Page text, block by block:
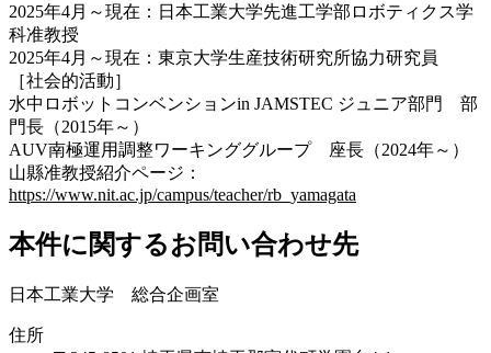
2025年4月～現在：日本工業大学先進工学部ロボティクス学
科准教授
2025年4月～現在：東京大学生産技術研究所協力研究員
［社会的活動］
水中ロボットコンベンションin JAMSTEC ジュニア部門 部
門長（2015年～）
AUV南極運用調整ワーキンググループ 座長（2024年～）
山縣准教授紹介ページ：
https://www.nit.ac.jp/campus/teacher/rb_yamagata
本件に関するお問い合わせ先
日本工業大学 総合企画室
住所